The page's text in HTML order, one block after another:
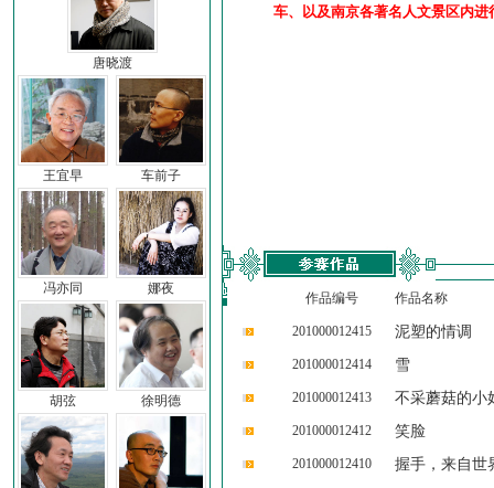
唐晓渡
王宜早 车前子
冯亦同 娜夜
胡弦 徐明德
车、以及南京各著名人文景区内进
作品编号 作品名称
201000012415 泥塑的情调
201000012414 雪
201000012413 不采蘑菇的小
201000012412 笑脸
201000012410 握手，来自世